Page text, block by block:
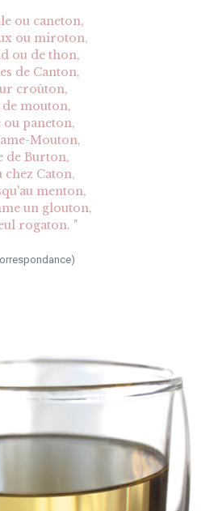
ou caneton,
ou miroton,
ou de thon,
de Canton,
croûton,
de mouton,
paneton,
Mouton,
de Burton,
chez Caton,
menton,
un glouton,
rogaton. "